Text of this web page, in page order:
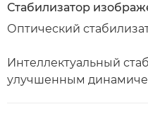
Стабилизатор
Оптический
Интеллектуальный
улучшенным